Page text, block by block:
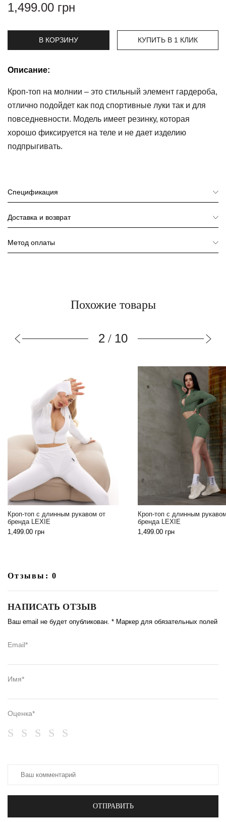
Джинсы
Топы
боди
Нижнее
Женские
сумочки
Туники и
Юбки
Пижамы
1,499.00 грн
В КОРЗИНУ КУПИТЬ В 1 КЛИК
Описание:
Кроп-топ на молнии – это стильный элемент гардероба,
отлично подойдет как под спортивные луки так и для
повседневности. Модель имеет резинку, которая
хорошо фиксируется на теле и не дает изделию
подпрыгивать.
Спецификация
Доставка и возврат
Метод оплаты
Похожие товары
3 / 10
от
Кроп-топ с длинным рукавом от
бренда LEXIE
1,499.00
бренда LEXIE
1,499.00
Отзывы: 0
НАПИСАТЬ ОТЗЫВ
Ваш email не будет опубликован. * Маркер для обязательных полей
Email*
Имя*
Оценка*
ОТПРАВИТЬ